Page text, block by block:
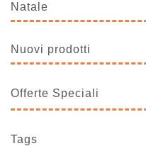
Natale
Nuovi prodotti
Offerte Speciali
Tags